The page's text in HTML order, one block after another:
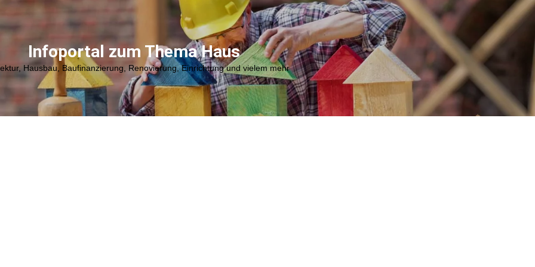
Infoportal zum Thema Haus
Hausbau, Baufinanzierung, Renovierung, Einrichtung und vielem mehr